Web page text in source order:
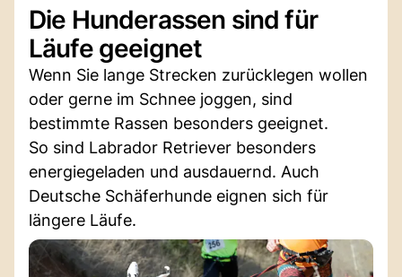
Die Hunderassen sind für
Läufe geeignet
Wenn Sie lange Strecken zurücklegen wollen
oder gerne im Schnee joggen, sind
bestimmte Rassen besonders geeignet.
So sind Labrador Retriever besonders
energiegeladen und ausdauernd. Auch
Deutsche Schäferhunde eignen sich für
längere Läufe.